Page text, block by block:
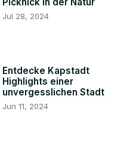
Picknick in der Natur
Jul 28, 2024
Entdecke Kapstadt
Highlights einer
unvergesslichen Stadt
Jun 11, 2024